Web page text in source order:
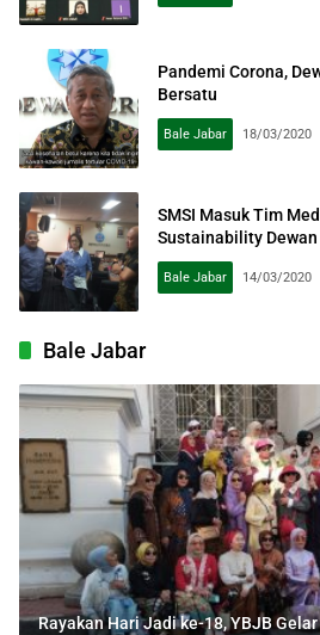
Pandemi Corona,
Bersatu
Bale Jabar 18/03/2020
SMSI Masuk Tim
Sustainability Dewan
Bale Jabar 14/03/2020
Bale Jabar
Rayakan Hari Jadi ke-18, YBJB Gelar